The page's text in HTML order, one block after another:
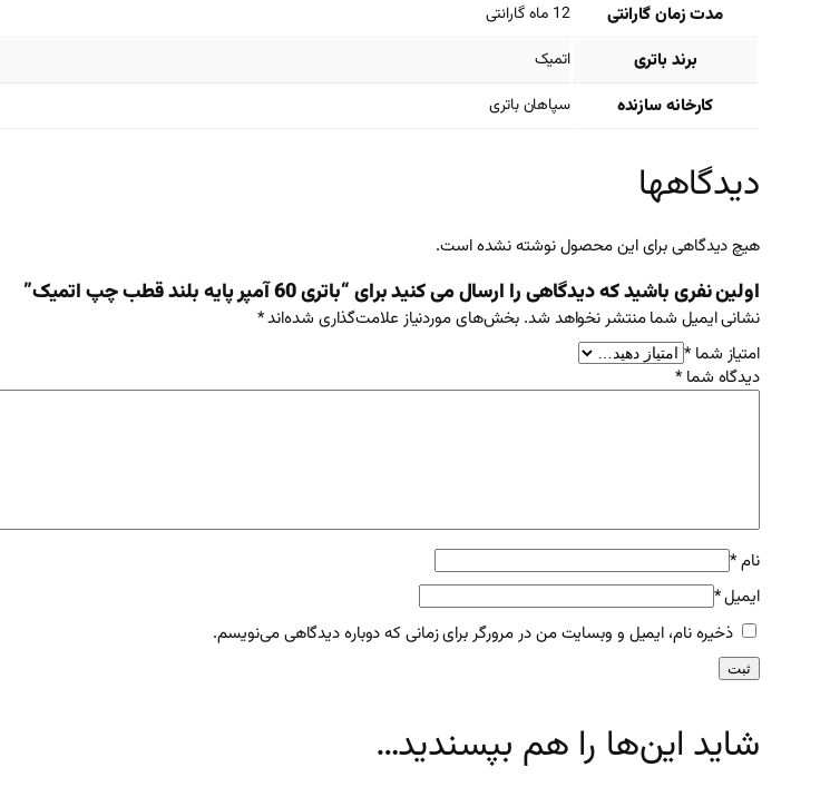
مدت زمان گارانتی 12 ماه گارانتی
برند باتری اتمیک
کارخانه سازنده سپاهان باتری
دیدگاهها
هیچ دیدگاهی برای این محصول نوشته نشده است.
اولین نفری باشید که دیدگاهی را ارسال می کنید برای “باتری 60 آمپر پایه بلند قطب چپ اتمیک”
نشانی ایمیل شما منتشر نخواهد شد. بخش‌های موردنیاز علامت‌گذاری شده‌اند*
امتیاز شما *
دیدگاه شما *
نام*
ایمیل*
ذخیره نام، ایمیل و وبسایت من در مرورگر برای زمانی که دوباره دیدگاهی می‌نویسم.
شاید این‌ها را هم بپسندید…